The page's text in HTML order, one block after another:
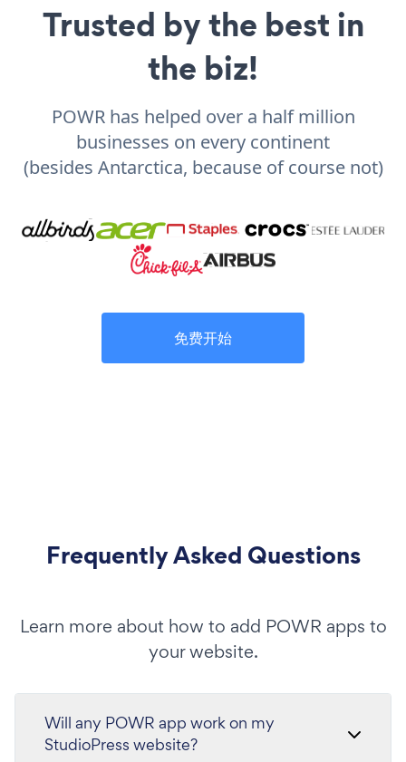
Trusted by the best in
the biz!
POWR has helped over a half million
businesses on every continent
(besides Antarctica, because of course not)
免费开始
Frequently Asked Questions
Learn more about how to add POWR apps to
your website.
Will any POWR app work on my
StudioPress website?